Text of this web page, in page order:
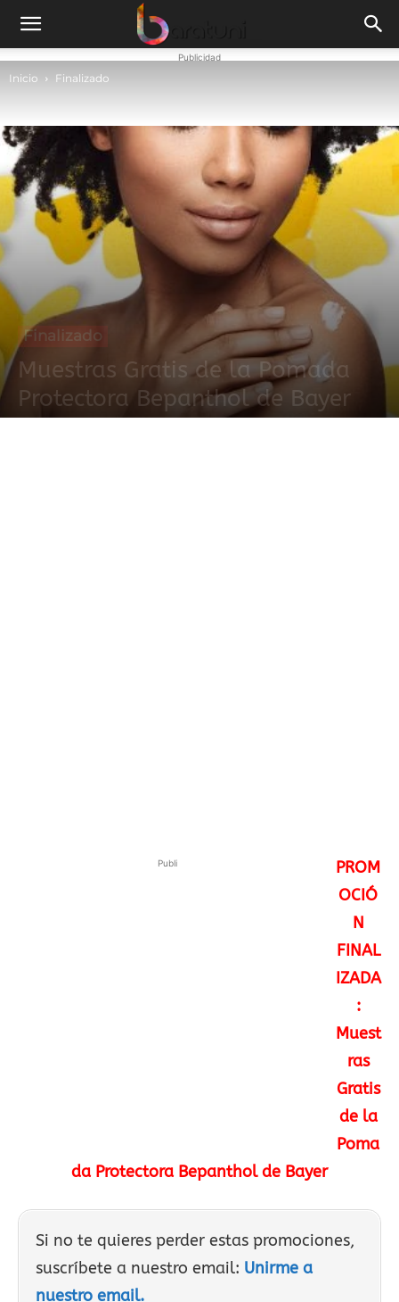
Publicidad
Inicio Finalizado
Finalizado
Muestras Gratis de la Pomada
Protectora Bepanthol de Bayer
Publi
PROM
OCIÓ
N
FINAL
IZADA
:
Muest
ras
Gratis
de la
Poma
da Protectora Bepanthol de Bayer
Si no te quieres perder estas promociones,
suscríbete a nuestro email: Unirme a
nuestro email.